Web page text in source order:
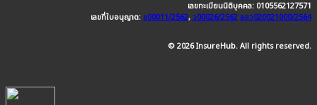
เลขทะเบียนนิติบุคคล: 0105562127571
เลขที่ใบอนุญาต:ช00011/2562,ว00026/2562อลว020021000/2564
© 2026 InsureHub. All rights reserved.